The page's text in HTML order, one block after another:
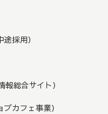
採用）
総合サイト）
カフェ事業）